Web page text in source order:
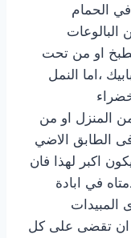
الحمام
البالوعات
او من تحت
،اما النمل
المنزل او من
الطابق الاضي
اكبر لهذا فان
في ابادة
ان تقضى على كل